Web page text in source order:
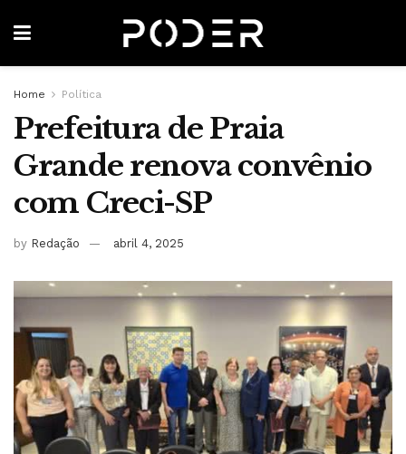
Home Política
Prefeitura de Praia
Grande renova convênio
com Creci-SP
by Redação abril 4, 2025